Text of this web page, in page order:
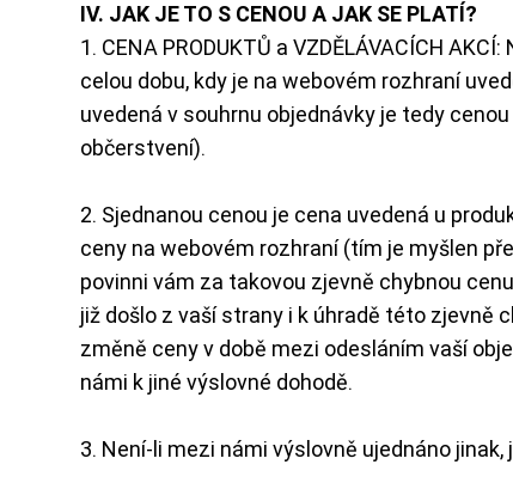
IV. JAK JE TO S CENOU A JAK SE PLATÍ?
1. CENA PRODUKTŮ a VZDĚLÁVACÍCH
celou dobu, kdy je na webovém rozhraní
uvedená v souhrnu objednávky je tedy
občerstvení).
2. Sjednanou cenou je cena uvedená u
ceny na webovém rozhraní (tím je myšlen
povinni vám za takovou zjevně chybnou
již došlo z vaší strany i k úhradě této zjevně
změně ceny v době mezi odesláním vaší
námi k jiné výslovné dohodě.
3. Není-li mezi námi výslovně ujednáno